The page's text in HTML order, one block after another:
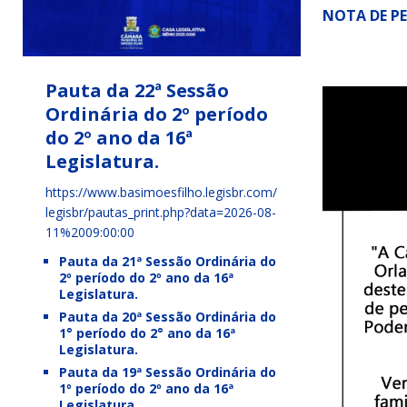
NOTA DE
Pauta da 22ª Sessão
Ordinária do 2º período
do 2º ano da 16ª
Legislatura.
https://www.basimoesfilho.legisbr.com/
legisbr/pautas_print.php?data=2026-08-
11%2009:00:00
Pauta da 21ª Sessão Ordinária do
2º período do 2º ano da 16ª
Legislatura.
Pauta da 20ª Sessão Ordinária do
1° período do 2° ano da 16ª
Legislatura.
Pauta da 19ª Sessão Ordinária do
1º período do 2º ano da 16ª